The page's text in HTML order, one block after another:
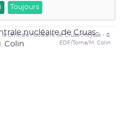
Toujours
centrale nucléaire de Cruas-Meysse - ©
EDF/Toma/M. Colin